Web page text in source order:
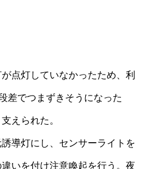
点灯していなかったため、利
差でつまずきそうになった
えられた。
導灯にし、センサーライトを
いを付け注意喚起を行う。夜